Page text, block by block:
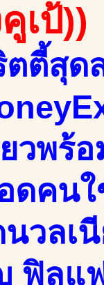
เป้))
ตี้สุด
ยวพร้
ดคนใ
นวล
ฟิลแ